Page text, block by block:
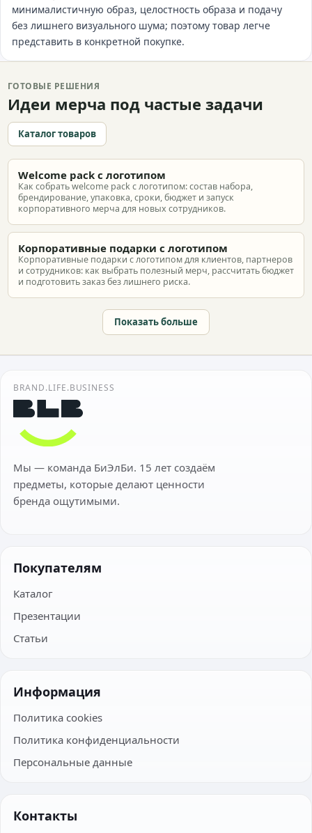
минималистичную образ, целостность образа и подачу
без лишнего визуального шума; поэтому товар легче
представить в конкретной покупке.
ГОТОВЫЕ РЕШЕНИЯ
Идеи мерча под частые задачи
Каталог товаров
Welcome pack с логотипом
Как собрать welcome pack с логотипом: состав набора,
брендирование, упаковка, сроки, бюджет и запуск
корпоративного мерча для новых сотрудников.
Корпоративные подарки с логотипом
Корпоративные подарки с логотипом для клиентов, партнеров
и сотрудников: как выбрать полезный мерч, рассчитать бюджет
и подготовить заказ без лишнего риска.
Показать больше
BRAND.LIFE.BUSINESS
Мы — команда БиЭлБи. 15 лет создаём
предметы, которые делают ценности
бренда ощутимыми.
Покупателям
Каталог
Презентации
Статьи
Информация
Политика cookies
Политика конфиденциальности
Персональные данные
Контакты